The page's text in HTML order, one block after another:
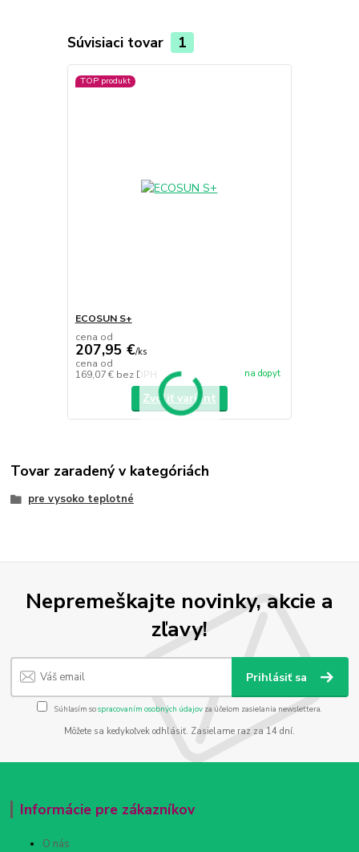
Súvisiaci tovar 1
TOP produkt
ECOSUN S+
cena od
207,95 €/ks
cena od
169,07 € bez DPH na dopyt
Zvoliť variant
Tovar zaradený v kategóriách
pre vysoko teplotné
Nepremeškajte novinky, akcie a
zľavy!
Prihlásiť sa
Súhlasím sospracovaním osobných údajov za účelom zasielania newslettera.
Môžete sa kedykoľvek odhlásiť. Zasielame raz za 14 dní.
Informácie pre zákazníkov
O nás